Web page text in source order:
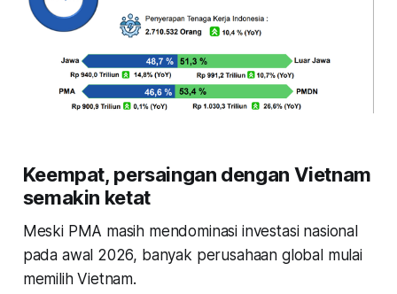
Keempat, persaingan dengan Vietnam
semakin ketat
Meski PMA masih mendominasi investasi nasional
pada awal 2026, banyak perusahaan global mulai
memilih Vietnam.